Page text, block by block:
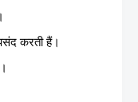
करती हैं।